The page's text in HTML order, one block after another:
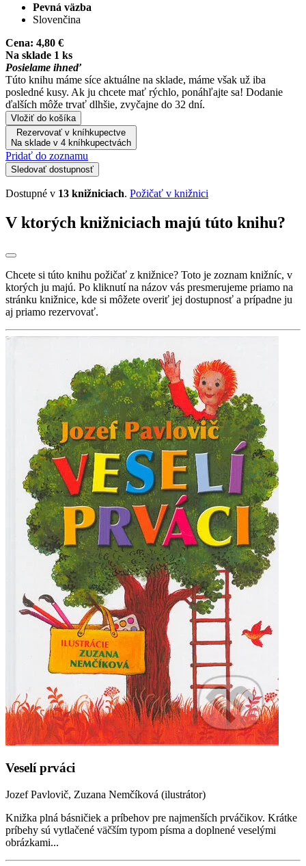
Pevná väzba
Slovenčina
Cena: 4,80 €
Na sklade 1 ks
Posielame ihneď
Túto knihu máme síce aktuálne na sklade, máme však už iba
posledné kusy. Ak ju chcete mať rýchlo, ponáhľajte sa! Dodanie
ďalších môže trvať dlhšie, zvyčajne do 32 dní.
Vložiť do košíka
Rezervovať v kníhkupectve
Na sklade v 4 kníhkupectvách
Pridať do zoznamu
Sledovať dostupnosť
Dostupné v 13 knižniciach. Požičať v knižnici
V ktorých knižniciach majú túto knihu?
Chcete si túto knihu požičať z knižnice? Toto je zoznam knižníc, v
ktorých ju majú. Po kliknutí na názov vás presmerujeme priamo na
stránku knižnice, kde si môžete overiť jej dostupnosť a prípadne ju
aj priamo rezervovať.
Veselí prváci
Jozef Pavlovič, Zuzana Nemčíková (ilustrátor)
Knižka plná básničiek a príbehov pre najmenších prváčikov. Krátke
príbehy sú vytlačené väčším typom písma a doplnené veselými
obrázkami...